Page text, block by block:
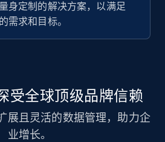
url, Title, Headline, Post
new posts
身定制的解决方案，以满足
需求和目标。
受全球顶级品牌信赖
展且灵活的数据管理，助力企
业增长。